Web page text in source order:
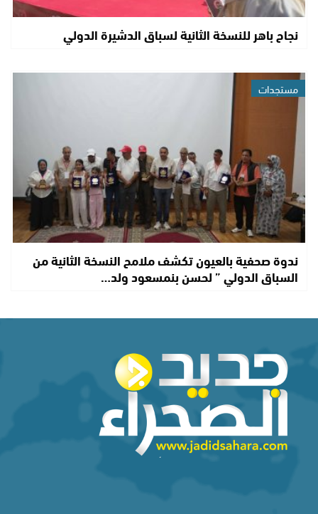
نجاح باهر للنسخة الثانية لسباق الدشيرة الدولي
مستجدات
ندوة صحفية بالعيون تكشف ملامح النسخة الثانية من
السباق الدولي ” لحسن بنمسعود ولد…